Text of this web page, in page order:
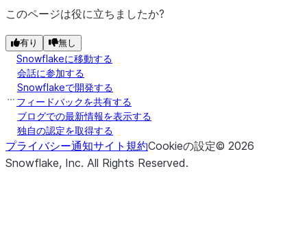
このページは役に立ちましたか?
有り 無し
Snowflakeに移動する
会話に参加する
Snowflakeで開発する
フィードバックを共有する
ブログでの最新情報を表示する
独自の認定を取得する
プライバシー通知サイト規約Cookieの設定© 2026
Snowflake, Inc. All Rights Reserved.